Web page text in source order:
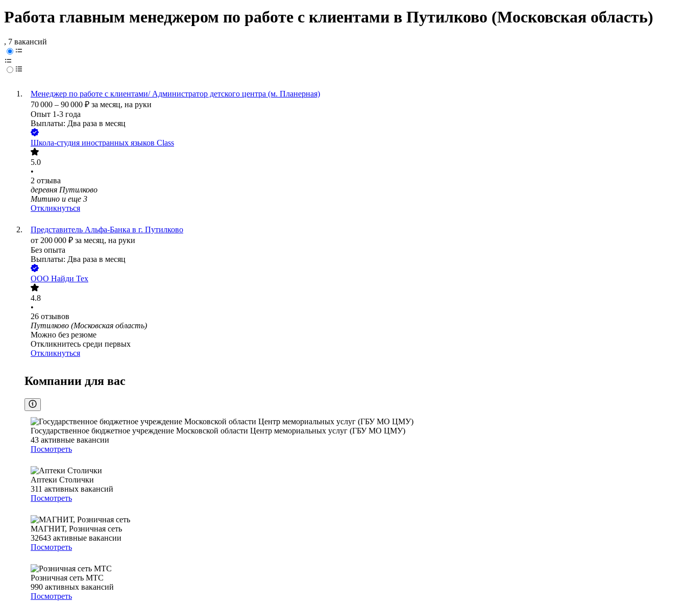
Работа главным менеджером по работе с клиентами в Путилково (Московская область)
, 7 вакансий
Менеджер по работе с клиентами/ Администратор детского центра (м. Планерная)
70 000 – 90 000 ₽ за месяц, на руки
Опыт 1-3 года
Выплаты: Два раза в месяц
Школа-студия иностранных языков Class
5.0
•
2 отзыва
деревня Путилково
Митино и еще 3
Откликнуться
Представитель Альфа-Банка в г. Путилково
от 200 000 ₽ за месяц, на руки
Без опыта
Выплаты: Два раза в месяц
ООО Найди Тех
4.8
•
26 отзывов
Путилково (Московская область)
Можно без резюме
Откликнитесь среди первых
Откликнуться
Компании для вас
Государственное бюджетное учреждение Московской области Центр мемориальных услуг (ГБУ МО ЦМУ)
43 активные вакансии
Посмотреть
Аптеки Столички
311 активных вакансий
Посмотреть
МАГНИТ, Розничная сеть
32643 активные вакансии
Посмотреть
Розничная сеть МТС
990 активных вакансий
Посмотреть